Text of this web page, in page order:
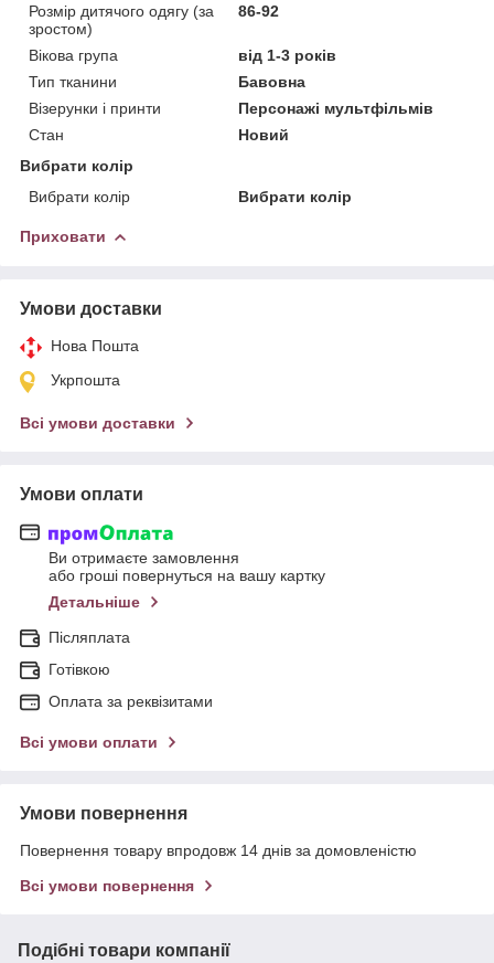
Розмір дитячого одягу (за
зростом)
86-92
Вікова група
від 1-3 років
Тип тканини
Бавовна
Візерунки і принти
Персонажі мультфільмів
Стан
Новий
Вибрати колір
Вибрати колір
Вибрати колір
Приховати
Умови доставки
Нова Пошта
Укрпошта
Всі умови доставки
Умови оплати
Ви отримаєте замовлення
або гроші повернуться на вашу картку
Детальніше
Післяплата
Готівкою
Оплата за реквізитами
Всі умови оплати
Умови повернення
Повернення товару впродовж 14 днів за домовленістю
Всі умови повернення
Подібні товари компанії